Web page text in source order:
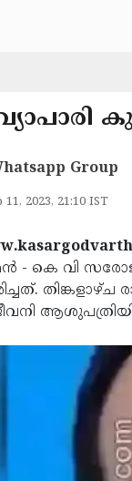
Group
11, 2023, 21:10 IST
- കെ വി